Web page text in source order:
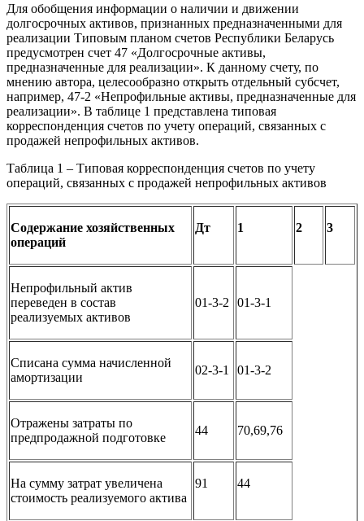
Для обобщения информации о наличии и движении
долгосрочных активов, признанных предназначенными для
реализации Типовым планом счетов Республики Беларусь
предусмотрен счет 47 «Долгосрочные активы,
предназначенные для реализации». К данному счету, по
мнению автора, целесообразно открыть отдельный субсчет,
например, 47-2 «Непрофильные активы, предназначенные для
реализации». В таблице 1 представлена типовая
корреспонденция счетов по учету операций, связанных с
продажей непрофильных активов.
Таблица 1 – Типовая корреспонденция счетов по учету
операций, связанных с продажей непрофильных активов
Содержание хозяйственных
операций
Дт 1 2 3
Непрофильный актив
переведен в состав
реализуемых активов
01-3-2 01-3-1
Списана сумма начисленной
амортизации
02-3-1 01-3-2
Отражены затраты по
предпродажной подготовке
44 70,69,76
На сумму затрат увеличена
стоимость реализуемого актива
91 44